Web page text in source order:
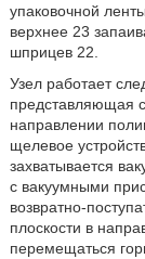
упаковочной
верхнее 23
шприцев 22.
Узел работает
представляющая
направлении
щелевое
захватывается
с вакуумными
возвратно-
плоскости в
перемещаться